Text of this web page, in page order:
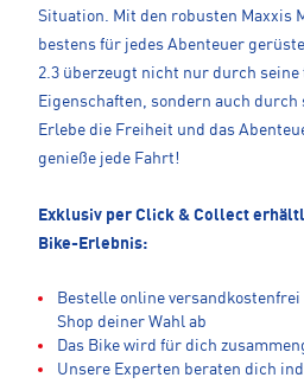
Situation. Mit den robusten Maxxis
bestens für jedes Abenteuer
2.3 überzeugt nicht nur durch seine
Eigenschaften, sondern auch durch
Erlebe die Freiheit und das
genieße jede Fahrt!
Exklusiv per Click & Collect
Bike-Erlebnis:
Bestelle online
Shop deiner Wahl ab
Das Bike wird für dich
Unsere Experten beraten dich